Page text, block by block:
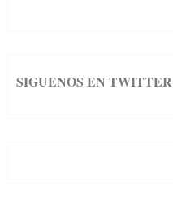
SIGUENOS EN TWITTER